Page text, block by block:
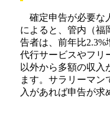
確定申告が必要な
によると、管内（福
告者は、前年比
代行サービスやフリ
以外から多額の収入
ます。サラリーマン
入があれば申告が求